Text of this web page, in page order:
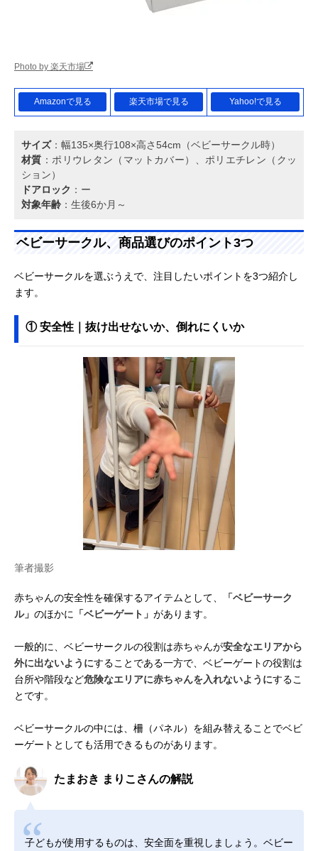
Photo by 楽天市場
Amazonで見る 楽天市場で見る Yahoo!で見る
サイズ：幅135×奥行108×高さ54cm（ベビーサークル時）
材質 ：ポリウレタン（マットカバー）、ポリエチレン（クッ
ション）
ドアロック ：ー
対象年齢 ：生後6か月～
ベビーサークル、商品選びのポイント3つ
ベビーサークルを選ぶうえで、注目したいポイントを3つ紹介し
ます。
① 安全性｜抜け出せないか、倒れにくいか
筆者撮影
赤ちゃんの安全性を確保するアイテムとして、
「ベビーサーク
ル」 のほかに 「ベビーゲート」 があります。
一般的に、ベビーサークルの役割は赤ちゃんが安全なエリアから
外に出ないようにすることである一方で、ベビーゲートの役割は
台所や階段など危険なエリアに赤ちゃんを入れないようにするこ
とです。
ベビーサークルの中には、柵（パネル）を組み替えることでベビ
ーゲートとしても活用できるものがあります。
たまおき まりこさんの解説
子どもが使用するものは、安全面を重視しましょう。ベビー